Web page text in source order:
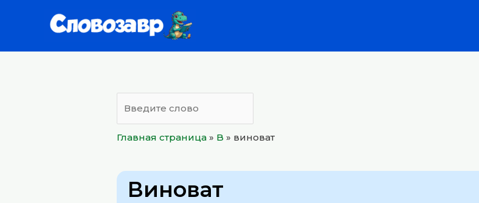
Главная страница » B » виноват
Виноват